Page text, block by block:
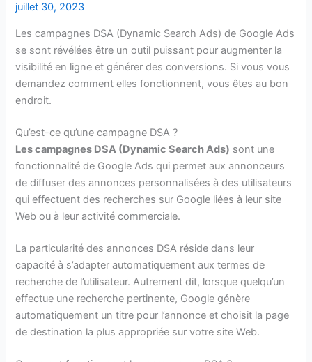
juillet 30, 2023
Les campagnes DSA (Dynamic Search Ads) de Google Ads
se sont révélées être un outil puissant pour augmenter la
visibilité en ligne et générer des conversions. Si vous vous
demandez comment elles fonctionnent, vous êtes au bon
endroit.
Qu’est-ce qu’une campagne DSA ?
Les campagnes DSA (Dynamic Search Ads) sont une
fonctionnalité de Google Ads qui permet aux annonceurs
de diffuser des annonces personnalisées à des utilisateurs
qui effectuent des recherches sur Google liées à leur site
Web ou à leur activité commerciale.
La particularité des annonces DSA réside dans leur
capacité à s’adapter automatiquement aux termes de
recherche de l’utilisateur. Autrement dit, lorsque quelqu’un
effectue une recherche pertinente, Google génère
automatiquement un titre pour l’annonce et choisit la page
de destination la plus appropriée sur votre site Web.